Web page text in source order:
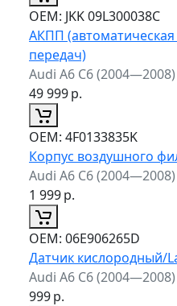
ОЕМ: JKK 09L300038C
АКПП
передач)
Audi A6 C6 (2004—2008)
49 999р.
ОЕМ: 4F0133835K
Корпус воздушного
Audi A6 C6 (2004—2008)
1 999р.
ОЕМ: 06E906265D
Датчик кислородный/
Audi A6 C6 (2004—2008)
999р.